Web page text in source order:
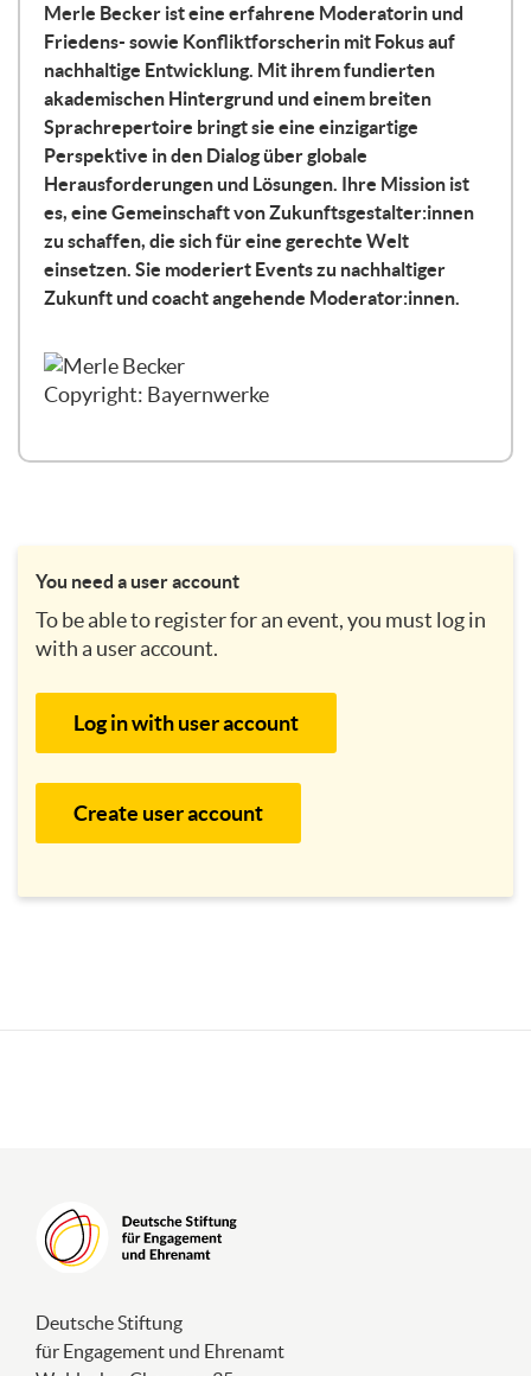
organisieren kann, sondern auch einfach
mal mich irgendwo zuschalten kann und
lernen kann.
Wie das am besten funktioniert, das
schauen wir uns heute und auch morgen
im zweiten Teil der Reihe an.
Was ich heute für euch vorbereitet habe,
ist Folgendes. Ich will erstmal
reinschauen, was heißt das eigentlich
entdecken, wie digitale Räume zur
Moderation gut gestaltet werden können.
Wir schauen uns an, was es für Phasen der
Menschen möglichst gut mitnehmen. Und
das haben wir ja gerade schon gehört, wir
schauen uns doch an, wie wir unseren
Körper als Instrument nutzen können,
denn Moderation ist immer auch eine sehr,
Vorhin kam das Wort Energie viel, wir
in diesem Fall aber nicht, sondern es ist
eure Kritik, eure Anmerkungen. Ich freue
mich auch, von euch herausgefordert zu
doch direkt bitte einmal den Chat und
lasst mich wissen, was versteht ihr denn
darunter? Moderation, also was bedeutet
Merle Becker ist eine erfahrene Moderatorin und
Friedens- sowie Konfliktforscherin mit Fokus auf
nachhaltige Entwicklung. Mit ihrem fundierten
akademischen Hintergrund und einem breiten
Sprachrepertoire bringt sie eine einzigartige
Perspektive in den Dialog über globale
Herausforderungen und Lösungen. Ihre Mission ist
es, eine Gemeinschaft von Zukunftsgestalter:innen
zu schaffen, die sich für eine gerechte Welt
einsetzen. Sie moderiert Events zu nachhaltiger
Zukunft und coacht angehende Moderator:innen.
Copyright: Bayernwerke
You need a user account
To be able to register for an event, you must log in
with a user account.
Log in with user account
Create user account
Deutsche Stiftung
für Engagement und Ehrenamt